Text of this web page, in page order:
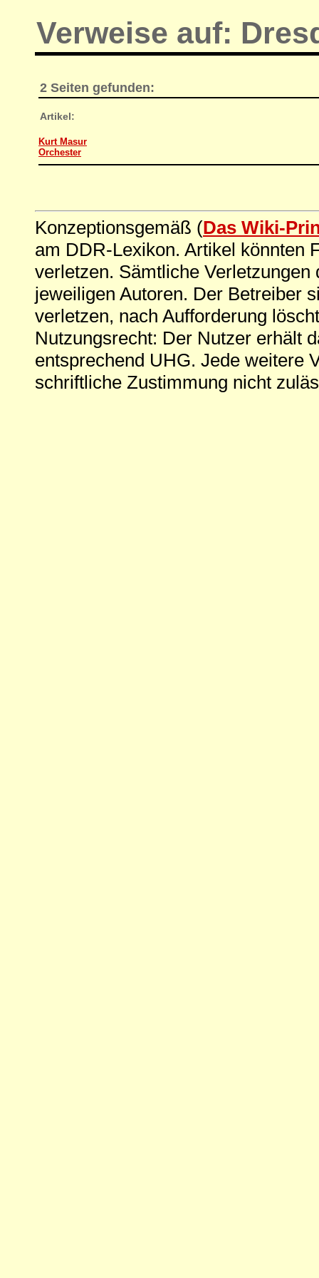
Verweise auf:
2 Seiten gefunden:
Artikel:
Kurt Masur
Orchester
Konzeptionsgemäß (Das Wiki-
am DDR-Lexikon. Artikel könnten
verletzen. Sämtliche
jeweiligen Autoren. Der Betreiber
verletzen, nach Aufforderung
Nutzungsrecht: Der Nutzer erhält
entsprechend UHG. Jede weitere
schriftliche Zustimmung nicht